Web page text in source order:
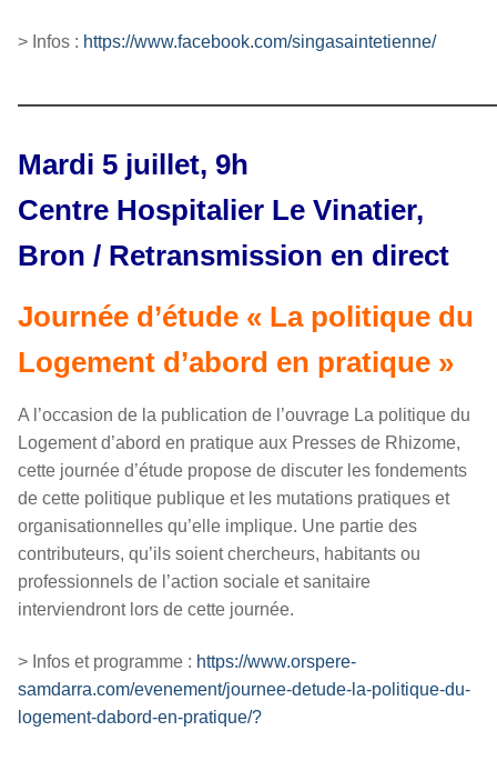
> Infos : https://www.facebook.com/singasaintetienne/
Mardi 5 juillet, 9h
Centre Hospitalier Le Vinatier,
Bron / Retransmission en direct
Journée d’étude « La politique du
Logement d’abord en pratique »
A l’occasion de la publication de l’ouvrage La politique du
Logement d’abord en pratique aux Presses de Rhizome,
cette journée d’étude propose de discuter les fondements
de cette politique publique et les mutations pratiques et
organisationnelles qu’elle implique. Une partie des
contributeurs, qu’ils soient chercheurs, habitants ou
professionnels de l’action sociale et sanitaire
interviendront lors de cette journée.
> Infos et programme : https://www.orspere-
samdarra.com/evenement/journee-detude-la-politique-du-
logement-dabord-en-pratique/?